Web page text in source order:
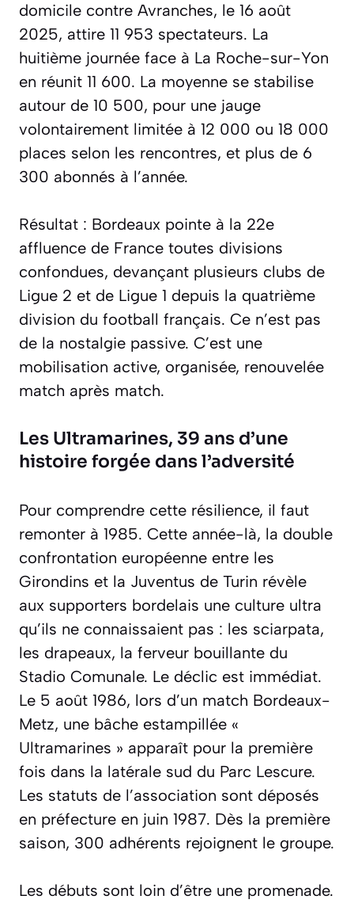
domicile contre Avranches, le 16 août
2025, attire 11 953 spectateurs. La
huitième journée face à La Roche-sur-Yon
en réunit 11 600. La moyenne se stabilise
autour de 10 500, pour une jauge
volontairement limitée à 12 000 ou 18 000
places selon les rencontres, et plus de 6
300 abonnés à l’année.
Résultat : Bordeaux pointe à la 22e
affluence de France toutes divisions
confondues, devançant plusieurs clubs de
Ligue 2 et de Ligue 1 depuis la quatrième
division du football français. Ce n’est pas
de la nostalgie passive. C’est une
mobilisation active, organisée, renouvelée
match après match.
Les Ultramarines, 39 ans d’une
histoire forgée dans l’adversité
Pour comprendre cette résilience, il faut
remonter à 1985. Cette année-là, la double
confrontation européenne entre les
Girondins et la Juventus de Turin révèle
aux supporters bordelais une culture ultra
qu’ils ne connaissaient pas : les sciarpata,
les drapeaux, la ferveur bouillante du
Stadio Comunale. Le déclic est immédiat.
Le 5 août 1986, lors d’un match Bordeaux-
Metz, une bâche estampillée «
Ultramarines » apparaît pour la première
fois dans la latérale sud du Parc Lescure.
Les statuts de l’association sont déposés
en préfecture en juin 1987. Dès la première
saison, 300 adhérents rejoignent le groupe.
Les débuts sont loin d’être une promenade.